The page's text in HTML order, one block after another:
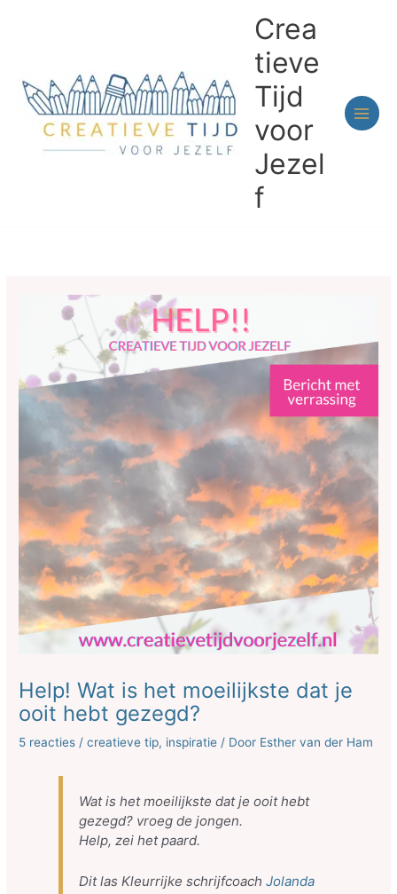
Crea
tieve
Tijd
voor
Jezel
f
Help! Wat is het moeilijkste dat je
ooit hebt gezegd?
5 reacties /creatieve tip, inspiratie / Door Esther van der Ham
Wat is het moeilijkste dat je ooit hebt
gezegd? vroeg de jongen.
Help, zei het paard.
Dit las Kleurrijke schrijfcoachJolanda